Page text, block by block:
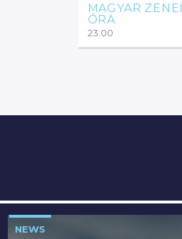
MAGYAR ZENEI
ÓRA
23:00
NEWS